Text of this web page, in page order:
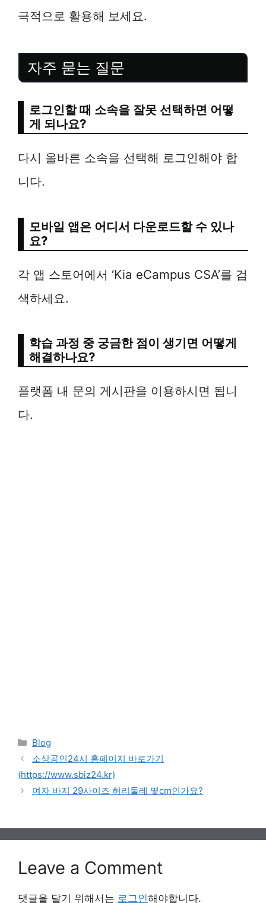
극적으로 활용해 보세요.
자주 묻는 질문
로그인할 때 소속을 잘못 선택하면 어떻
게 되나요?
다시 올바른 소속을 선택해 로그인해야 합
니다.
모바일 앱은 어디서 다운로드할 수 있나
요?
각 앱 스토어에서 ‘Kia eCampus CSA’를 검
색하세요.
학습 과정 중 궁금한 점이 생기면 어떻게
해결하나요?
플랫폼 내 문의 게시판을 이용하시면 됩니
다.
Categories
Blog
소상공인24시 홈페이지 바로가기
(https://www.sbiz24.kr)
여자 바지 29사이즈 허리둘레 몇cm인가요?
Leave a Comment
댓글을 달기 위해서는 로그인해야합니다.